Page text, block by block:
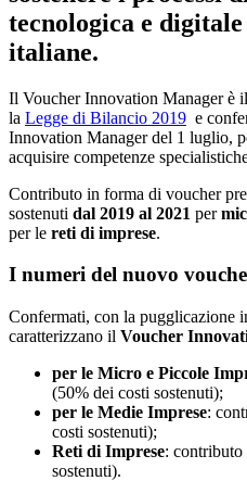
tecnologica e
italiane.
Il Voucher Innovation Manager è
la Legge di Bilancio 2019 e
Innovation Manager del 1 luglio,
acquisire competenze
Contributo in forma di voucher
sostenuti dal 2019 al 2021 per
per le reti di imprese.
I numeri del nuovo
Confermati, con la pugglicazione
caratterizzano il Voucher
per le Micro e Piccole
(50% dei costi sostenuti);
per le Medie Imprese:
costi sostenuti);
Reti di Imprese: contributo
sostenuti).